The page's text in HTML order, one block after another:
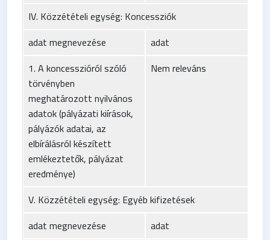
IV. Közzétételi egység: Koncessziók
adat megnevezése
adat
1. A koncesszióról szóló
törvényben
meghatározott nyilvános
adatok (pályázati kiírások,
pályázók adatai, az
elbírálásról készített
emlékeztetők, pályázat
eredménye)
Nem releváns
V. Közzétételi egység: Egyéb kifizetések
adat megnevezése
adat